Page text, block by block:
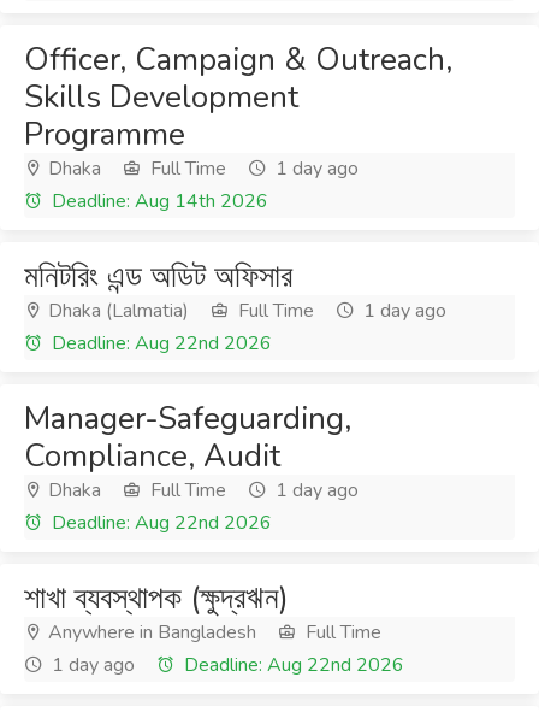
Officer, Campaign & Outreach,
Skills Development
Programme
Dhaka Full Time
1 day ago
Deadline: Aug 14th 2026
মনিটরিং এন্ড অডিট অফিসার
Dhaka (Lalmatia) Full Time
1 day ago
Deadline: Aug 22nd 2026
Manager-Safeguarding,
Compliance, Audit
Dhaka Full Time
1 day ago
Deadline: Aug 22nd 2026
শাখা ব্যবস্থাপক (ক্ষুদ্রঋন)
Anywhere in Bangladesh
Full Time
1 day ago
Deadline: Aug 22nd 2026